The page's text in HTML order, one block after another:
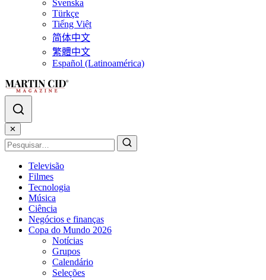
Svenska
Türkçe
Tiếng Việt
简体中文
繁體中文
Español (Latinoamérica)
✕
Televisão
Filmes
Tecnologia
Música
Ciência
Negócios e finanças
Copa do Mundo 2026
Notícias
Grupos
Calendário
Seleções